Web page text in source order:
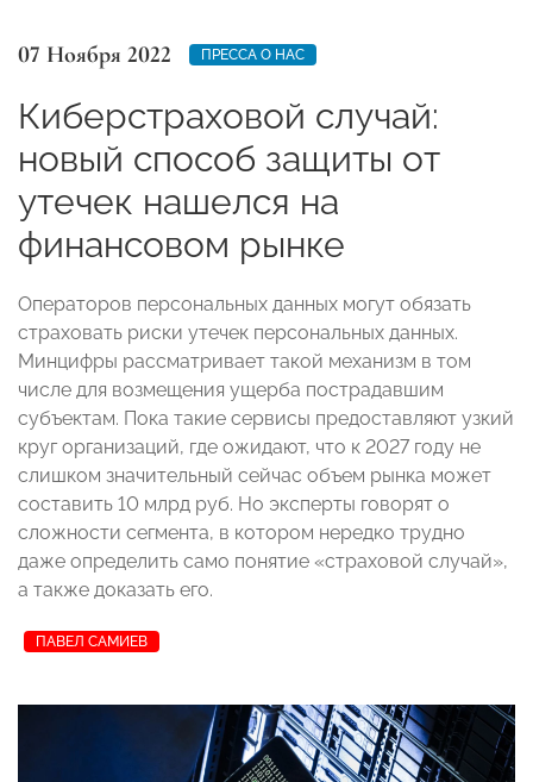
07 Ноября 2022 ПРЕССА О НАС
Киберстраховой случай:
новый способ защиты от
утечек нашелся на
финансовом рынке
Операторов персональных данных могут обязать
страховать риски утечек персональных данных.
Минцифры рассматривает такой механизм в том
числе для возмещения ущерба пострадавшим
субъектам. Пока такие сервисы предоставляют узкий
круг организаций, где ожидают, что к 2027 году не
слишком значительный сейчас объем рынка может
составить 10 млрд руб. Но эксперты говорят о
сложности сегмента, в котором нередко трудно
даже определить само понятие «страховой случай»,
а также доказать его.
ПАВЕЛ САМИЕВ